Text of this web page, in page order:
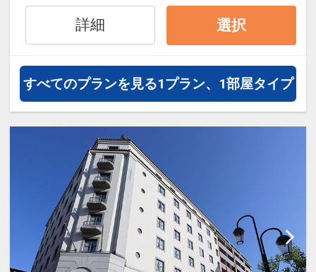
詳細 選択
すべてのプランを見る1プラン、1部屋タイプ